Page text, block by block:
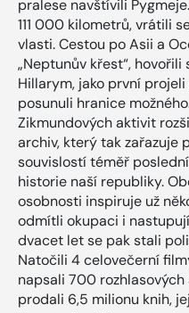
pralese navštívili
111 000 kilometrů, vrátili
vlasti. Cestou po Asii a
„Neptunův křest“,
Hillarym, jako první
posunuli hranice
Zikmundových aktivit
archiv, který tak zařazuje
souvislostí téměř
historie naší republiky.
osobnosti inspiruje už
odmítli okupaci i
dvacet let se pak stali
Natočili 4 celovečerní
napsali 700
prodali 6,5 milionu knih,